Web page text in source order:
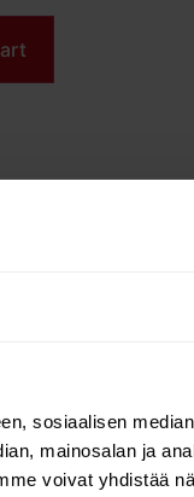
sosiaalisen
mainosalan ja
voivat yhdistää